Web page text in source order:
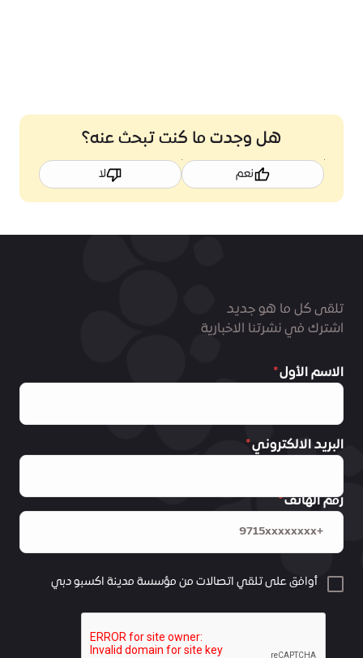
هل وجدت ما كنت تبحث عنه؟
نعم لا
تلقى كل ما هو جديد
اشترك في نشرتنا الاخبارية
الاسم الأول
البريد الالكتروني
رقم الهاتف
أوافق على تلقي اتصالات من مؤسسة مدينة اكسبو دبي